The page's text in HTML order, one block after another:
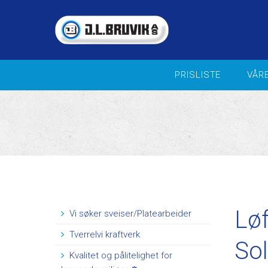
PRISLISTE
Aksialvifter
Kammervifte
Blande- og sirkulasjonsvifter
Vi søker sveiser/Platearbeider
Tverrelvi kraftverk
​Kvalitet og pålitelighet for